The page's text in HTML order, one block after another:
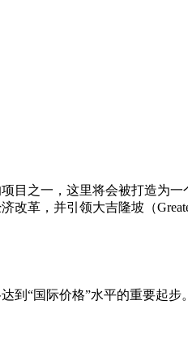
之一，这里将会被打造为
革，并引领大吉隆坡（
“国际价格”水平的重要起